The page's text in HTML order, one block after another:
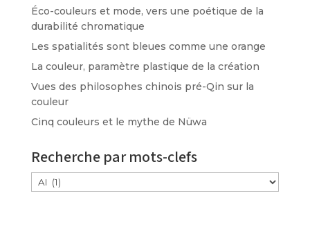
Éco-couleurs et mode, vers une poétique de la
durabilité chromatique
Les spatialités sont bleues comme une orange
La couleur, paramètre plastique de la création
Vues des philosophes chinois pré-Qin sur la
couleur
Cinq couleurs et le mythe de Nüwa
Recherche par mots-clefs
Étiquettes